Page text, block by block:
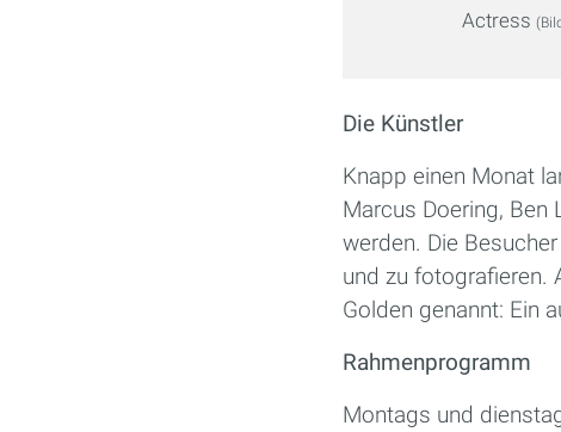
Actress
Die Künstler
Knapp einen Monat
Marcus Doering, Ben
werden. Die
und zu fotografieren.
Golden genannt: Ein
Rahmenprogramm
Montags und